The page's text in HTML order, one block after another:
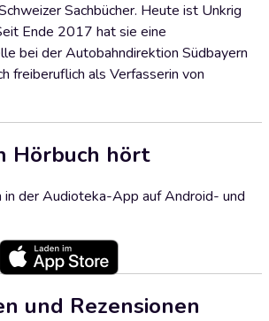
Sachbücher. Heute ist Unkrig
Ende 2017 hat sie eine
bei der Autobahndirektion Südbayern
freiberuflich als Verfasserin von
Hörbuch hört
in der Audioteka-App auf Android- und
und Rezensionen